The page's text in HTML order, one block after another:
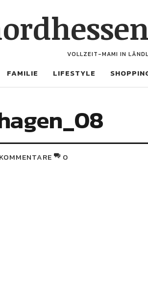
VOLLZEIT-MAMI IN
FAMILIE LIFESTYLE
KOMMENTARE 0